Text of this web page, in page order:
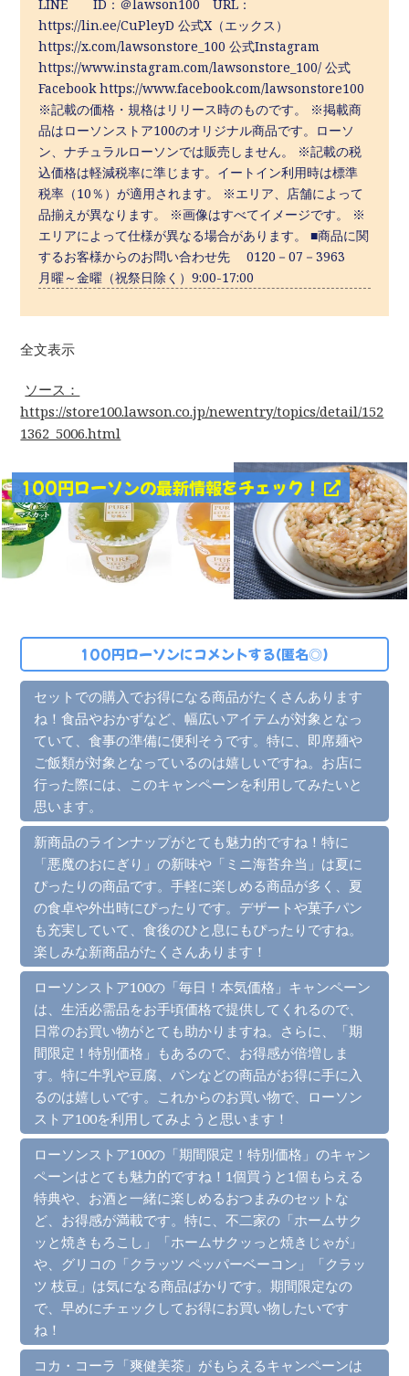
LINE ID：＠lawson100 URL：
https://lin.ee/CuPleyD 公式X（エックス）
https://x.com/lawsonstore_100 公式Instagram
https://www.instagram.com/lawsonstore_100/ 公式
Facebook https://www.facebook.com/lawsonstore100
※記載の価格・規格はリリース時のものです。 ※掲載商
品はローソンストア100のオリジナル商品です。ローソ
ン、ナチュラルローソンでは販売しません。 ※記載の税
込価格は軽減税率に準じます。イートイン利用時は標準
税率（10％）が適用されます。 ※エリア、店舗によって
品揃えが異なります。 ※画像はすべてイメージです。 ※
エリアによって仕様が異なる場合があります。 ■商品に関
するお客様からのお問い合わせ先 0120－07－3963
月曜～金曜（祝祭日除く）9:00-17:00
全文表示
ソース：
https://store100.lawson.co.jp/newentry/topics/detail/152
1362_5006.html
100円ローソンの最新情報をチェック！
100円ローソンにコメントする(匿名◎)
セットでの購入でお得になる商品がたくさんあります
ね！食品やおかずなど、幅広いアイテムが対象となっ
ていて、食事の準備に便利そうです。特に、即席麺や
ご飯類が対象となっているのは嬉しいですね。お店に
行った際には、このキャンペーンを利用してみたいと
思います。
新商品のラインナップがとても魅力的ですね！特に
「悪魔のおにぎり」の新味や「ミニ海苔弁当」は夏に
ぴったりの商品です。手軽に楽しめる商品が多く、夏
の食卓や外出時にぴったりです。デザートや菓子パン
も充実していて、食後のひと息にもぴったりですね。
楽しみな新商品がたくさんあります！
ローソンストア100の「毎日！本気価格」キャンペーン
は、生活必需品をお手頃価格で提供してくれるので、
日常のお買い物がとても助かりますね。さらに、「期
間限定！特別価格」もあるので、お得感が倍増しま
す。特に牛乳や豆腐、パンなどの商品がお得に手に入
るのは嬉しいです。これからのお買い物で、ローソン
ストア100を利用してみようと思います！
ローソンストア100の「期間限定！特別価格」のキャン
ペーンはとても魅力的ですね！1個買うと1個もらえる
特典や、お酒と一緒に楽しめるおつまみのセットな
ど、お得感が満載です。特に、不二家の「ホームサク
ッと焼きもろこし」「ホームサクッっと焼きじゃが」
や、グリコの「クラッツ ペッパーベーコン」「クラッ
ツ 枝豆」は気になる商品ばかりです。期間限定なの
で、早めにチェックしてお得にお買い物したいです
ね！
コカ・コーラ「爽健美茶」がもらえるキャンペーンは